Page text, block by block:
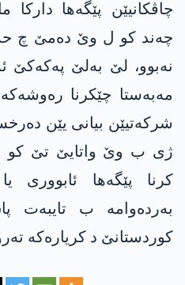
چاڤكانیێن پێگه‌ها
چه‌ند كو ل وێ ده‌مێ چ
نه‌بوو، لێ به‌لێ په‌كه‌كێ
مه‌به‌ستا چێكرنا
شركه‌تیێن بیانی یێن
ژی ب وێ واتایێ تێ
كرنا پێگه‌ها ئابووری
به‌رده‌وامه‌ ب تایبه‌ت
كوردستانێ د كریاره‌كه‌